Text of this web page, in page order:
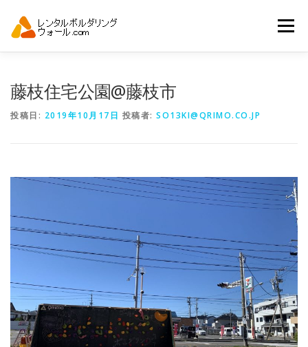
メニュー
藤枝住宅公園@藤枝市
投稿日: 2019年10月17日 投稿者: SO13KI@QRIMO.CO.JP